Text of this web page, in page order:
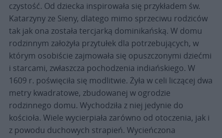
czystość. Od dziecka inspirowała się przykładem św.
Katarzyny ze Sieny, dlatego mimo sprzeciwu rodziców
tak jak ona została tercjarką dominikańską. W domu
rodzinnym założyła przytułek dla potrzebujących, w
którym osobiście zajmowała się opuszczonymi dziećmi
i starcami, zwłaszcza pochodzenia indiańskiego. W
1609 r. poświęciła się modlitwie. Żyła w celi liczącej dwa
metry kwadratowe, zbudowanej w ogrodzie
rodzinnego domu. Wychodziła z niej jedynie do
kościoła. Wiele wycierpiała zarówno od otoczenia, jak i
z powodu duchowych strapień. Wycieńczona